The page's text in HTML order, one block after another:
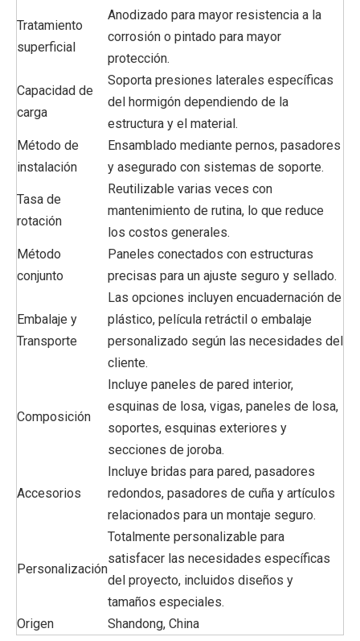
Tratamiento
superficial
Anodizado para mayor resistencia a la
corrosión o pintado para mayor
protección.
Capacidad de
carga
Soporta presiones laterales específicas
del hormigón dependiendo de la
estructura y el material.
Método de
instalación
Ensamblado mediante pernos, pasadores
y asegurado con sistemas de soporte.
Tasa de
rotación
Reutilizable varias veces con
mantenimiento de rutina, lo que reduce
los costos generales.
Método
conjunto
Paneles conectados con estructuras
precisas para un ajuste seguro y sellado.
Embalaje y
Transporte
Las opciones incluyen encuadernación de
plástico, película retráctil o embalaje
personalizado según las necesidades del
cliente.
Composición
Incluye paneles de pared interior,
esquinas de losa, vigas, paneles de losa,
soportes, esquinas exteriores y
secciones de joroba.
Accesorios
Incluye bridas para pared, pasadores
redondos, pasadores de cuña y artículos
relacionados para un montaje seguro.
Personalización
Totalmente personalizable para
satisfacer las necesidades específicas
del proyecto, incluidos diseños y
tamaños especiales.
Origen
Shandong, China